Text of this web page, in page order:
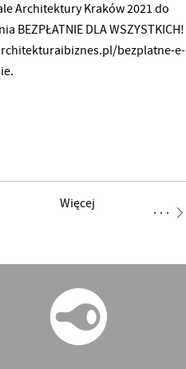
Architektury Kraków 2021 do
BEZPŁATNIE DLA WSZYSTKICH!
bezplatne-e-
Więcej